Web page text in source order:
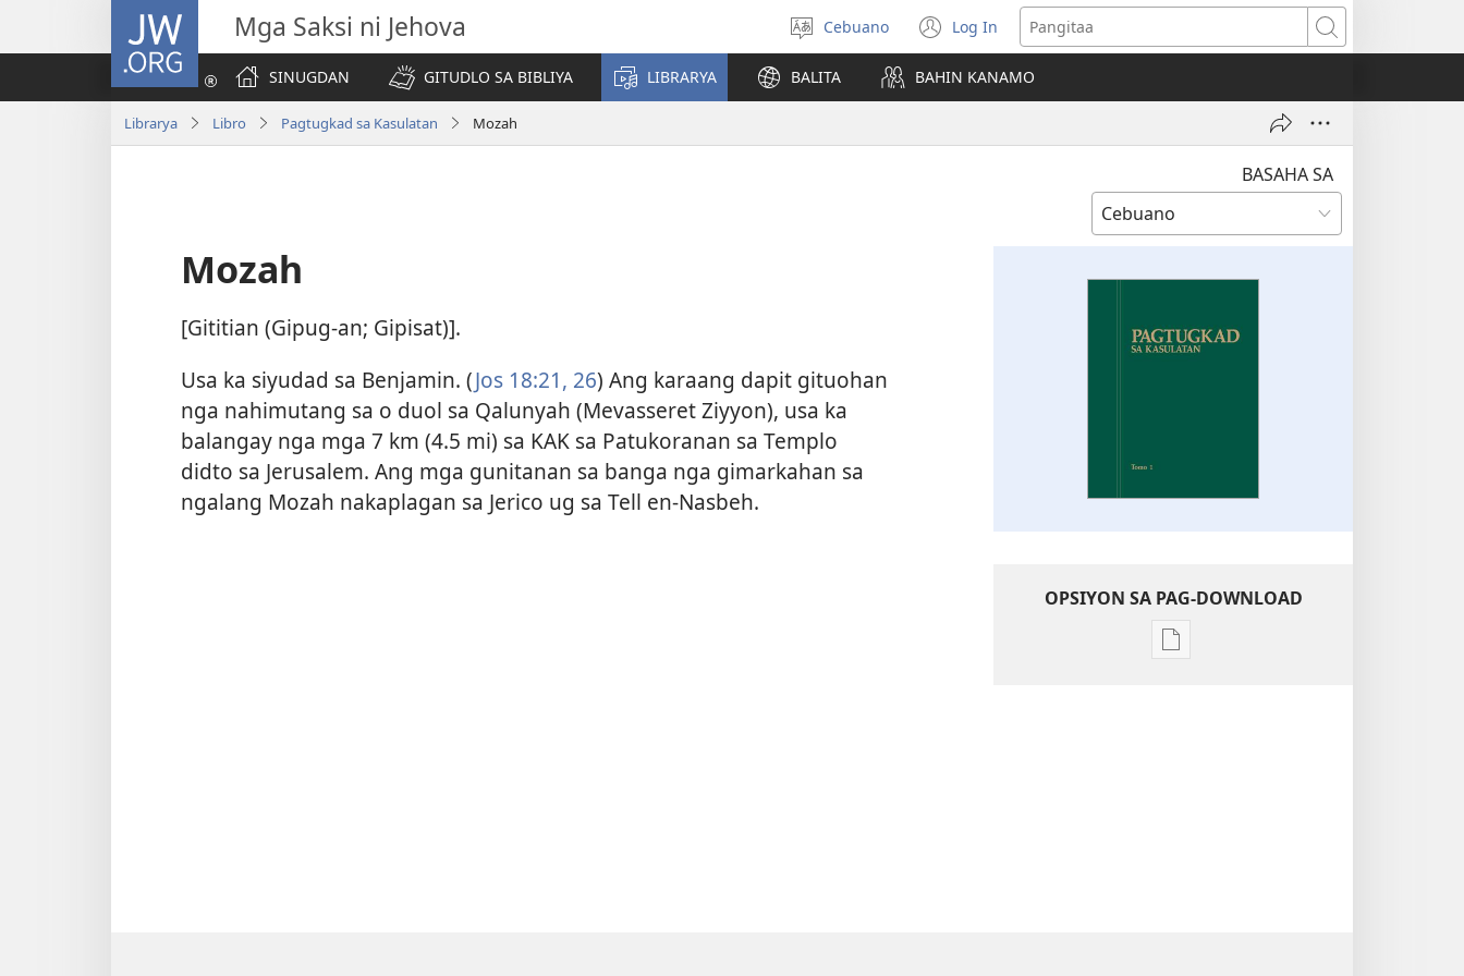
JW.ORG Mga Saksi ni Jehova
Pagpilig
pinulongan
Cebuano Log In
(mo-
open
ug
bag-
window)
Pangitaa
SINUGDAN
GITUDLO SA BIBLIYA LIBRARYA BALITA BAHIN KANAMO
Librarya Libro Pagtugkad sa Kasulatan Mozah
BASAHA SA
Mozah
[Gititian (Gipug-an; Gipisat)].
Usa ka siyudad sa Benjamin. (Jos 18:​21, 26) Ang karaang dapit gituohan
nga nahimutang sa o duol sa Qalunyah (Mevasseret Ziyyon), usa ka
balangay nga mga 7 km (4.5 mi) sa KAK sa Patukoranan sa Templo
didto sa Jerusalem. Ang mga gunitanan sa banga nga gimarkahan sa
ngalang Mozah nakaplagan sa Jerico ug sa Tell en-Nasbeh.
OPSIYON SA PAG-DOWNLOAD
Opsiyon